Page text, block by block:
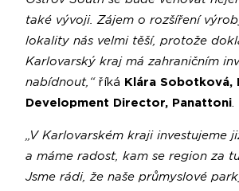
také vývoji. Zájem o rozšíření
lokality nás velmi těší, protože
Karlovarský kraj má zahraničním
nabídnout,“ říká Klára Sobotková,
Development Director, Panattoni.
„V Karlovarském kraji investujeme
a máme radost, kam se region za
Jsme rádi, že naše průmyslové